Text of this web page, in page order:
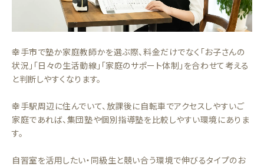
幸手市で塾か家庭教師かを選ぶ際、料金だけでなく「お子さんの
状況」「日々の生活動線」「家庭のサポート体制」を合わせて考える
と判断しやすくなります。
幸手駅周辺に住んでいて、放課後に自転車でアクセスしやすいご
家庭であれば、集団塾や個別指導塾を比較しやすい環境にありま
す。
自習室を活用したい・同級生と競い合う環境で伸びるタイプのお